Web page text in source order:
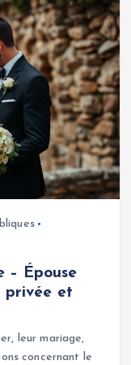
– Épouse
privée et
leur mariage,
concernant le